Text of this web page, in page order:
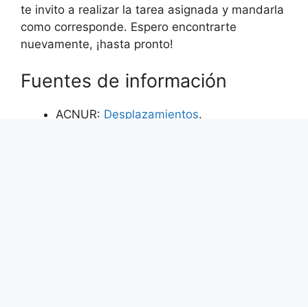
te invito a realizar la tarea asignada y mandarla
como corresponde. Espero encontrarte
nuevamente, ¡hasta pronto!
Fuentes de información
ACNUR: Desplazamientos.